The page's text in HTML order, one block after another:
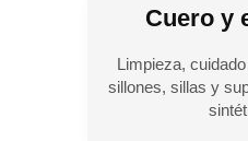
Cuero y
Limpieza,
sillones, sillas y